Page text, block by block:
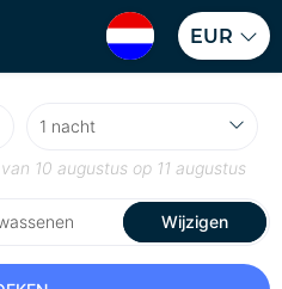
EUR
10 augustus op 11 augustus
Wijzigen